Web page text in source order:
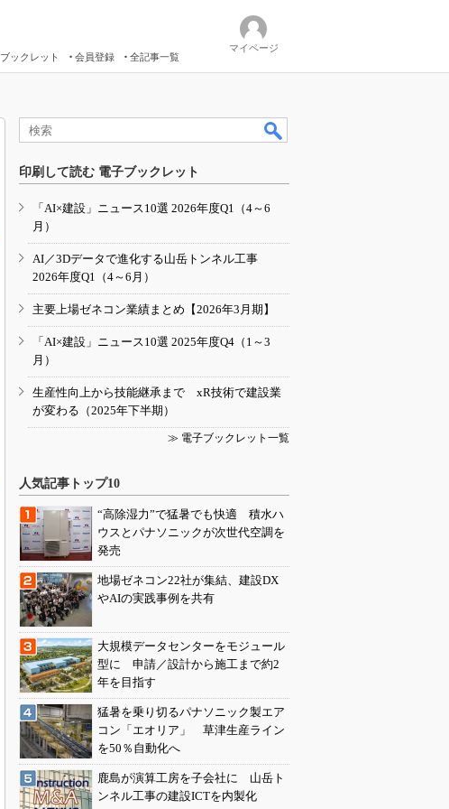
ブックレット 会員登録 全記事一覧
マイページ
印刷して読む 電子ブックレット
「AI×建設」ニュース10選 2026年度Q1（4～6
月）
AI／3Dデータで進化する山岳トンネル工事
2026年度Q1（4～6月）
主要上場ゼネコン業績まとめ【2026年3月期】
「AI×建設」ニュース10選 2025年度Q4（1～3
月）
生産性向上から技能継承まで xR技術で建設業
が変わる（2025年下半期）
≫ 電子ブックレット一覧
人気記事トップ10
“高除湿力”で猛暑でも快適 積水ハ
ウスとパナソニックが次世代空調を
発売
地場ゼネコン22社が集結、建設DX
やAIの実践事例を共有
大規模データセンターをモジュール
型に 申請／設計から施工まで約2
年を目指す
猛暑を乗り切るパナソニック製エア
コン「エオリア」 草津生産ライン
を50％自動化へ
鹿島が演算工房を子会社に 山岳ト
ンネル工事の建設ICTを内製化